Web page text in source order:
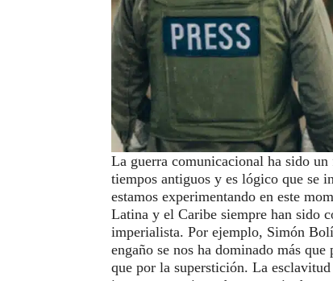
La guerra comunicacional ha sido
tiempos antiguos y es lógico que se
estamos experimentando en este
Latina y el Caribe siempre han sido
imperialista. Por ejemplo, Simón
engaño se nos ha dominado más
que por la superstición. La